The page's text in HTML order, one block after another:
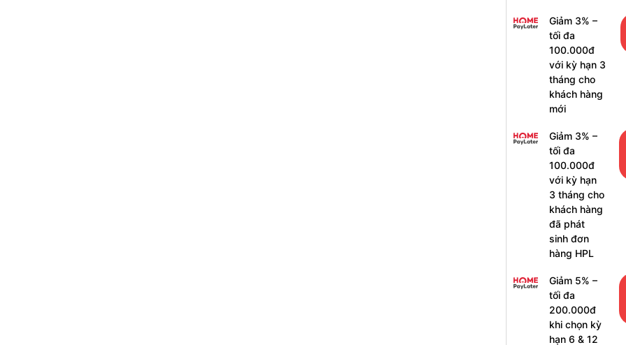
Giảm 3% –
tối đa
100.000đ
với kỳ hạn 3
tháng cho
khách hàng
mới
Giảm 3% –
tối đa
100.000đ
với kỳ hạn
3 tháng cho
khách hàng
đã phát
sinh đơn
hàng HPL
Giảm 5% –
tối đa
200.000đ
khi chọn kỳ
hạn 6 & 12